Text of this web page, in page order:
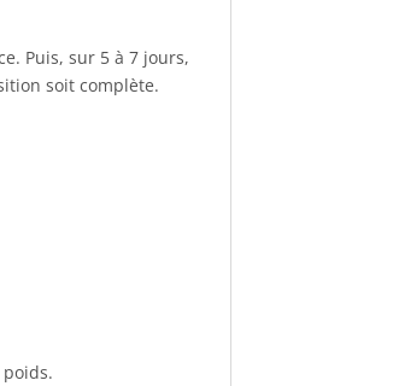
Puis, sur 5 à 7 jours,
soit complète.